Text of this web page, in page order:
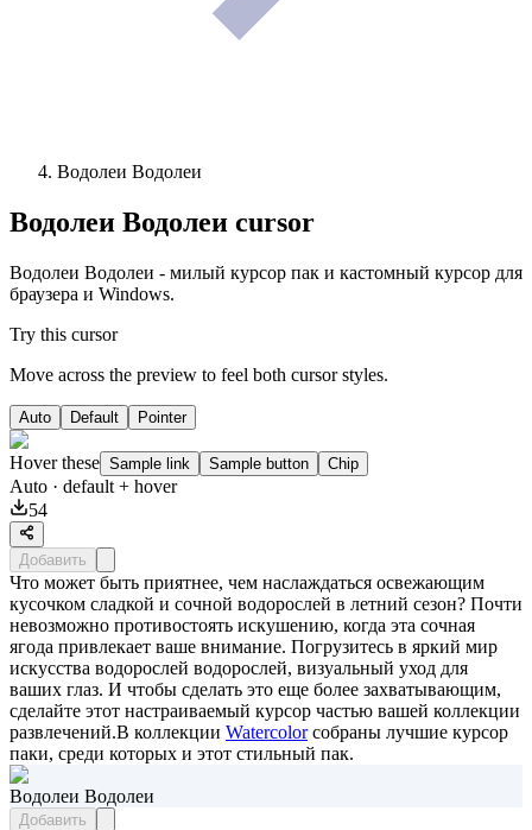
Водолеи Водолеи
Водолеи Водолеи cursor
Водолеи Водолеи - милый курсор пак и кастомный курсор для
браузера и Windows.
Try this cursor
Move across the preview to feel both cursor styles.
Auto Default Pointer
Hover these Sample link Sample button Chip
Auto · default + hover
54
Добавить
Что может быть приятнее, чем наслаждаться освежающим
кусочком сладкой и сочной водорослей в летний сезон? Почти
невозможно противостоять искушению, когда эта сочная
ягода привлекает ваше внимание. Погрузитесь в яркий мир
искусства водорослей водорослей, визуальный уход для
ваших глаз. И чтобы сделать это еще более захватывающим,
сделайте этот настраиваемый курсор частью вашей коллекции
развлечений.В коллекции Watercolorсобраны лучшие курсор
паки, среди которых и этот стильный пак.
Водолеи Водолеи
Добавить